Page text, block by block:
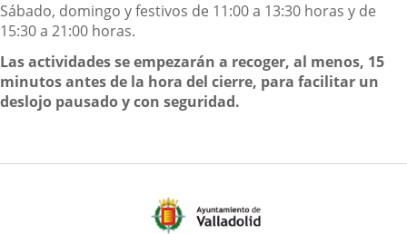
Sábado, domingo y festivos de 11:00 a 13:30 horas y de
15:30 a 21:00 horas.
Las actividades se empezarán a recoger, al menos, 15
minutos antes de la hora del cierre, para facilitar un
deslojo pausado y con seguridad.